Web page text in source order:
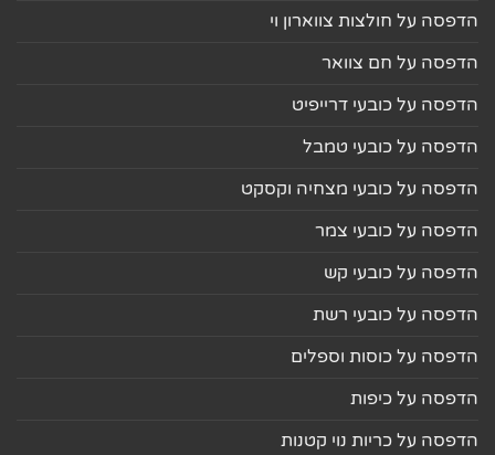
הדפסה על חולצות צווארון וי
הדפסה על חם צוואר
הדפסה על כובעי דרייפיט
הדפסה על כובעי טמבל
הדפסה על כובעי מצחיה וקסקט
הדפסה על כובעי צמר
הדפסה על כובעי קש
הדפסה על כובעי רשת
הדפסה על כוסות וספלים
הדפסה על כיפות
הדפסה על כריות נוי קטנות